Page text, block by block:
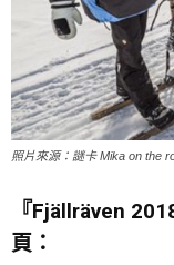
照片來源：謎卡 Mika on the
『Fjällräven
頁：